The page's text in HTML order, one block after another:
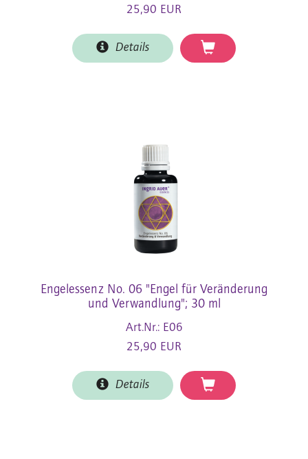
25,90 EUR
Details
Engelessenz No. 06 "Engel für Veränderung
und Verwandlung"; 30 ml
Art.Nr.: E06
25,90 EUR
Details